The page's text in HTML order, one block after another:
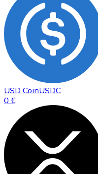
USD CoinUSDC
0 €